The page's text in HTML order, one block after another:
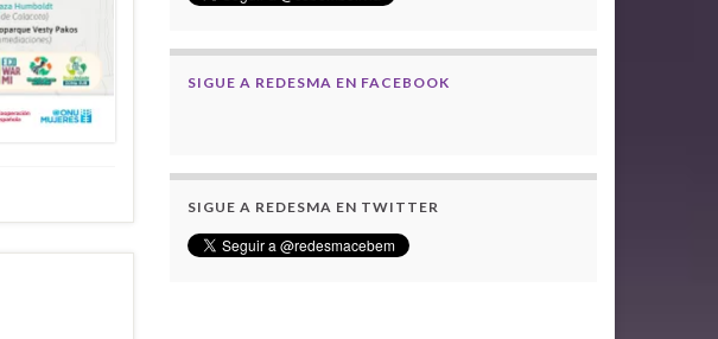
SIGUE A REDESMA EN FACEBOOK
SIGUE A REDESMA EN TWITTER